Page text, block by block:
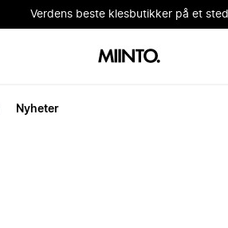
Verdens beste klesbutikker på et sted
Nyheter